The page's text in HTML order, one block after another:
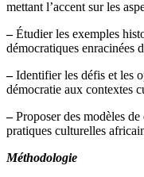
mettant l’accent sur les
–Étudier les exemples
démocratiques enracinées
–Identifier les défis et les
démocratie aux contextes
–Proposer des modèles
pratiques culturelles
Méthodologie